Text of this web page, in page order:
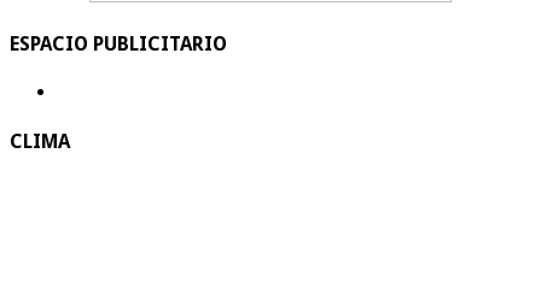
ESPACIO PUBLICITARIO
CLIMA